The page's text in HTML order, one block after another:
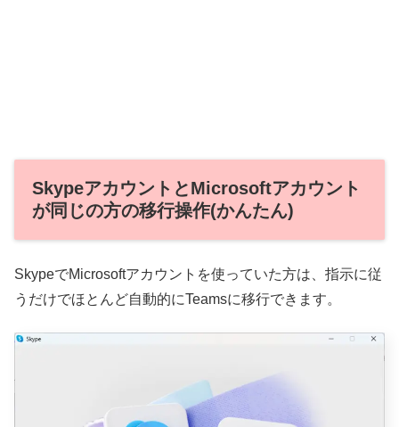
SkypeアカウントとMicrosoftアカウント
が同じの方の移行操作(かんたん)
SkypeでMicrosoftアカウントを使っていた方は、指示に従
うだけでほとんど自動的にTeamsに移行できます。